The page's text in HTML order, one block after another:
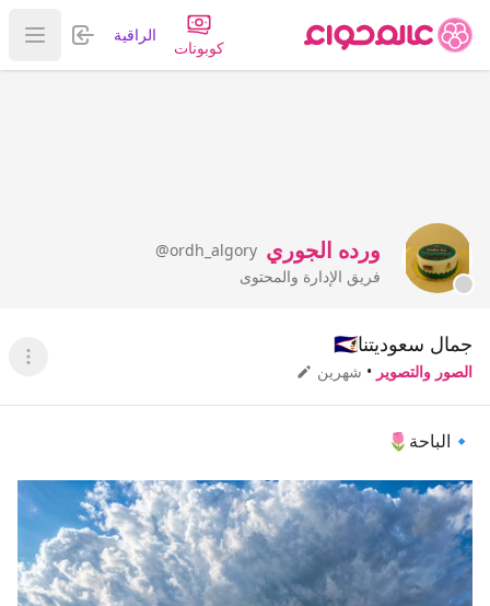
كوبونات
الراقية تسجيل
عرض
ورده الجوري @ordh_algory
فريق الإدارة والمحتوى
جمال سعوديتنا🇸🇦
الصور والتصوير • شهرين عرض
🔹️الباحة🌷